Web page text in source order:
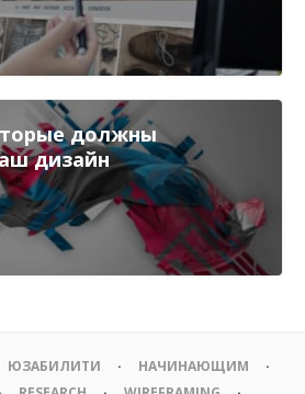
должны
дизайн
ЮЗАБИЛИТИ
НАЧИНАЮЩИМ